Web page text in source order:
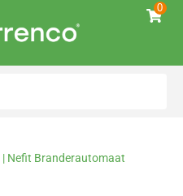
0
| Nefit Branderautomaat